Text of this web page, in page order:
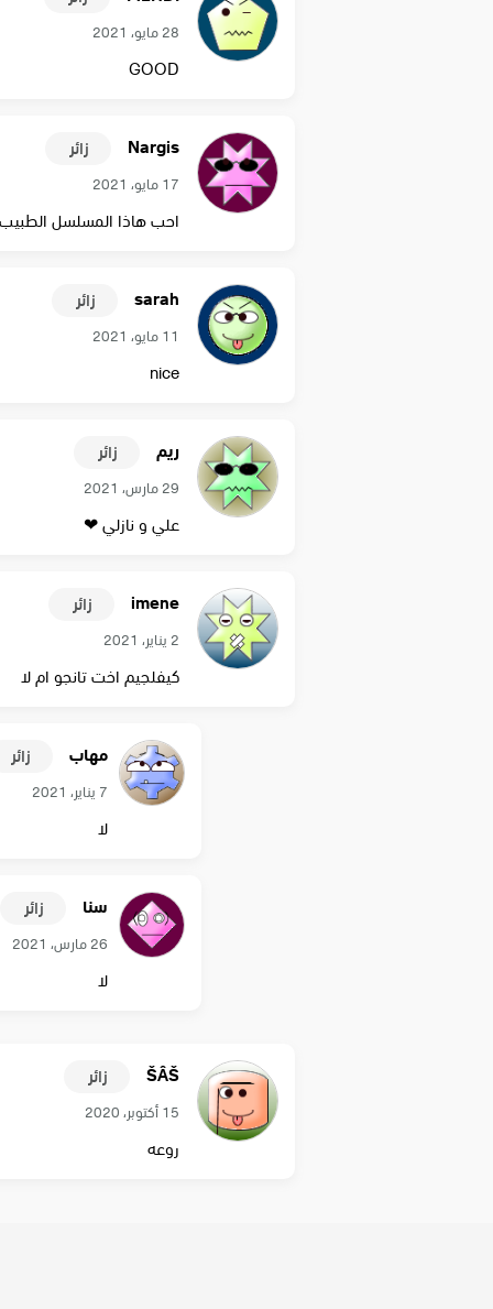
28 مايو، 2021
GOOD
Nargis زائر
17 مايو، 2021
احب هاذا المسلسل
sarah زائر
11 مايو، 2021
nice
ريم زائر
29 مارس، 2021
علي و نازلي ❤
imene زائر
2 يناير، 2021
كيفلجيم اخت تانجو ام لا
مهاب زائر
7 يناير، 2021
لا
سنا زائر
26 مارس، 2021
لا
ŠÂŠ زائر
15 أكتوبر، 2020
روعه